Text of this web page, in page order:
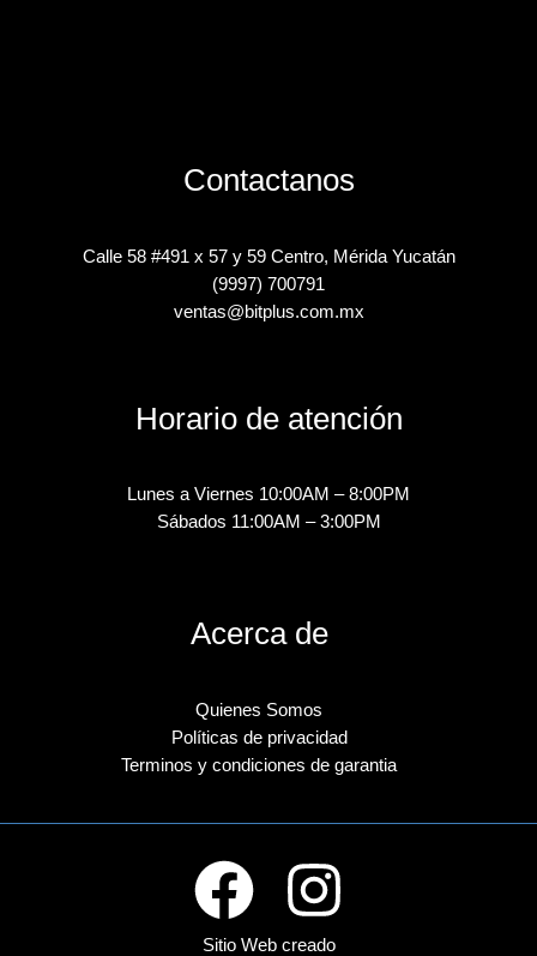
Contactanos
Calle 58 #491 x 57 y 59 Centro, Mérida Yucatán
(9997) 700791
ventas@bitplus.com.mx
Horario de atención
Lunes a Viernes 10:00AM – 8:00PM
Sábados 11:00AM – 3:00PM
Acerca de
Quienes Somos
Políticas de privacidad
Terminos y condiciones de garantia
Sitio Web creado